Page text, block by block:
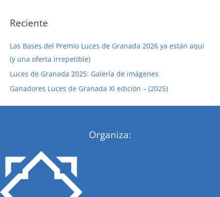
c
r
p
o
r
Reciente
Las Bases del Premio Luces de Granada 2026 ya están aquí
(y una oferta irrepetible)
Luces de Granada 2025: Galería de imágenes
Ganadores Luces de Granada XI edición – (2025)
Organiza: